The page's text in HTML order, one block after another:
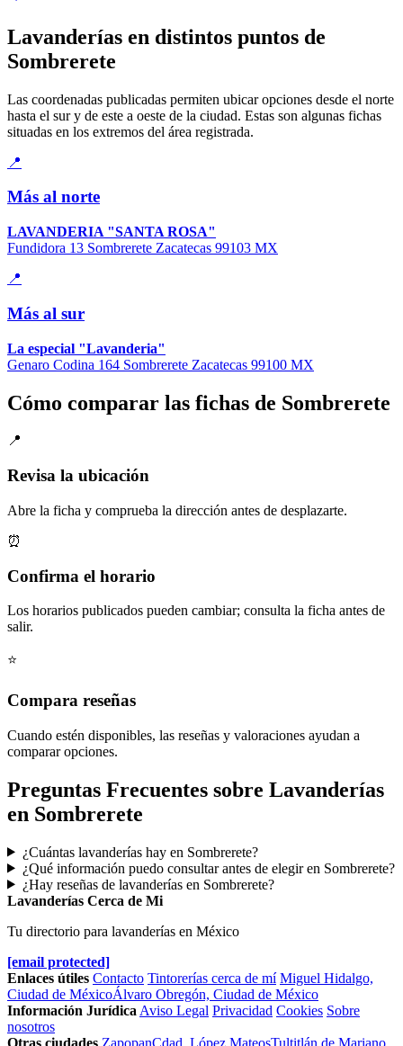
Lavanderías en distintos puntos de
Sombrerete
Las coordenadas publicadas permiten ubicar opciones desde el norte
hasta el sur y de este a oeste de la ciudad. Estas son algunas fichas
situadas en los extremos del área registrada.
📍
Más al norte
LAVANDERIA "SANTA ROSA"
Fundidora 13 Sombrerete Zacatecas 99103 MX
📍
Más al sur
La especial "Lavanderia"
Genaro Codina 164 Sombrerete Zacatecas 99100 MX
Cómo comparar las fichas de Sombrerete
📍
Revisa la ubicación
Abre la ficha y comprueba la dirección antes de desplazarte.
⏰
Confirma el horario
Los horarios publicados pueden cambiar; consulta la ficha antes de
salir.
⭐
Compara reseñas
Cuando estén disponibles, las reseñas y valoraciones ayudan a
comparar opciones.
Preguntas Frecuentes sobre Lavanderías
en Sombrerete
¿Cuántas lavanderías hay en Sombrerete?
¿Qué información puedo consultar antes de elegir en Sombrerete?
¿Hay reseñas de lavanderías en Sombrerete?
Lavanderías Cerca de Mi
Tu directorio para lavanderías en México
[email protected]
Enlaces útiles Contacto Tintorerías cerca de mí Miguel Hidalgo,
Ciudad de MéxicoÁlvaro Obregón, Ciudad de México
Información Jurídica Aviso Legal Privacidad Cookies Sobre
nosotros
Otras ciudades ZapopanCdad. López MateosTultitlán de Mariano